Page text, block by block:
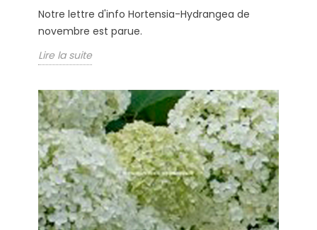
Notre lettre d'info Hortensia-Hydrangea de
novembre est parue.
Lire la suite